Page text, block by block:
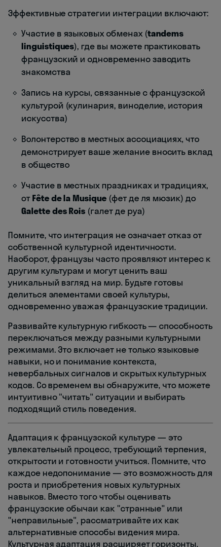
Эффективные стратегии интеграции включают:
Участие в языковых обменах (tandems
linguistiques), где вы можете практиковать
французский и одновременно заводить
знакомства
Запись на курсы, связанные с французской
культурой (кулинария, виноделие, история
искусства)
Волонтерство в местных ассоциациях, что
демонстрирует ваше желание вносить вклад
в общество
Участие в местных праздниках и традициях,
от Fête de la Musique(фет де ля мюзик) до
Galette des Rois (галет де руа)
Помните, что интеграция не означает отказ от
собственной культурной идентичности.
Наоборот, французы часто проявляют интерес к
другим культурам и могут ценить ваш
уникальный взгляд на мир. Будьте готовы
делиться элементами своей культуры,
одновременно уважая французские традиции.
Развивайте культурную гибкость — способность
переключаться между разными культурными
режимами. Это включает не только языковые
навыки, но и понимание контекста,
невербальных сигналов и скрытых культурных
кодов. Со временем вы обнаружите, что можете
интуитивно "читать" ситуации и выбирать
подходящий стиль поведения.
Адаптация к французской культуре — это
увлекательный процесс, требующий терпения,
открытости и готовности учиться. Помните, что
каждое недопонимание — это возможность для
роста и приобретения новых культурных
навыков. Вместо того чтобы оценивать
французские обычаи как "странные" или
"неправильные", рассматривайте их как
альтернативные способы видения мира.
Культурная адаптация расширяет горизонты,